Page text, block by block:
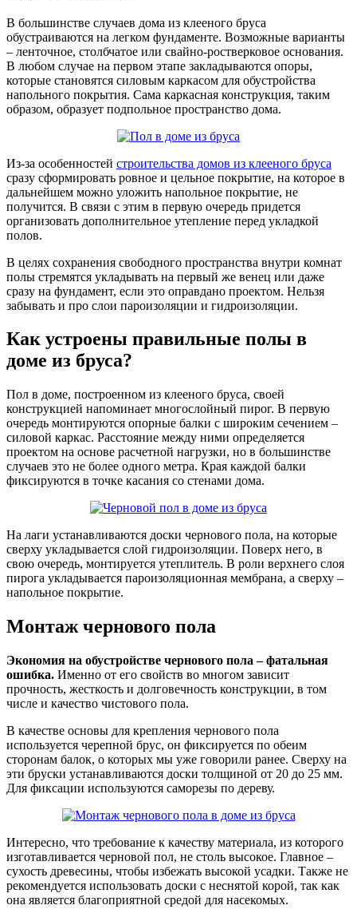
В большинстве случаев дома из клееного бруса
обустраиваются на легком фундаменте. Возможные варианты
– ленточное, столбчатое или свайно-ростверковое основания.
В любом случае на первом этапе закладываются опоры,
которые становятся силовым каркасом для обустройства
напольного покрытия. Сама каркасная конструкция, таким
образом, образует подпольное пространство дома.
Из-за особенностей строительства домов из клееного бруса
сразу сформировать ровное и цельное покрытие, на которое в
дальнейшем можно уложить напольное покрытие, не
получится. В связи с этим в первую очередь придется
организовать дополнительное утепление перед укладкой
полов.
В целях сохранения свободного пространства внутри комнат
полы стремятся укладывать на первый же венец или даже
сразу на фундамент, если это оправдано проектом. Нельзя
забывать и про слои пароизоляции и гидроизоляции.
Как устроены правильные полы в
доме из бруса?
Пол в доме, построенном из клееного бруса, своей
конструкцией напоминает многослойный пирог. В первую
очередь монтируются опорные балки с широким сечением –
силовой каркас. Расстояние между ними определяется
проектом на основе расчетной нагрузки, но в большинстве
случаев это не более одного метра. Края каждой балки
фиксируются в точке касания со стенами дома.
На лаги устанавливаются доски чернового пола, на которые
сверху укладывается слой гидроизоляции. Поверх него, в
свою очередь, монтируется утеплитель. В роли верхнего слоя
пирога укладывается пароизоляционная мембрана, а сверху –
напольное покрытие.
Монтаж чернового пола
Экономия на обустройстве чернового пола – фатальная
ошибка. Именно от его свойств во многом зависит
прочность, жесткость и долговечность конструкции, в том
числе и качество чистового пола.
В качестве основы для крепления чернового пола
используется черепной брус, он фиксируется по обеим
сторонам балок, о которых мы уже говорили ранее. Сверху на
эти бруски устанавливаются доски толщиной от 20 до 25 мм.
Для фиксации используются саморезы по дереву.
Интересно, что требование к качеству материала, из которого
изготавливается черновой пол, не столь высокое. Главное –
сухость древесины, чтобы избежать высокой усадки. Также не
рекомендуется использовать доски с неснятой корой, так как
она является благоприятной средой для насекомых.